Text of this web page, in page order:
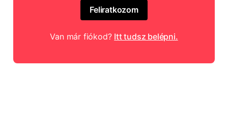
Feliratkozom
Van már fiókod? Itt tudsz belépni.